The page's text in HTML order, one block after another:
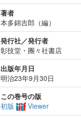
著者
本多錦吉郎（編）
発行社／発行者
彰技堂・團々社書店
出版年月日
明治23年9月30日
この巻号の版
初版
Viewer